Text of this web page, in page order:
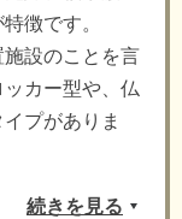
徴です。
施設のことを言
カー型や、仏
プがありま
続きを見る